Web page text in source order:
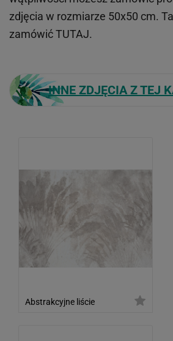
zdjęcia w rozmiarze 50x50 cm.
zamówićTUTAJ.
INNE ZDJĘCIA Z TEJ
Abstrakcyjne liście